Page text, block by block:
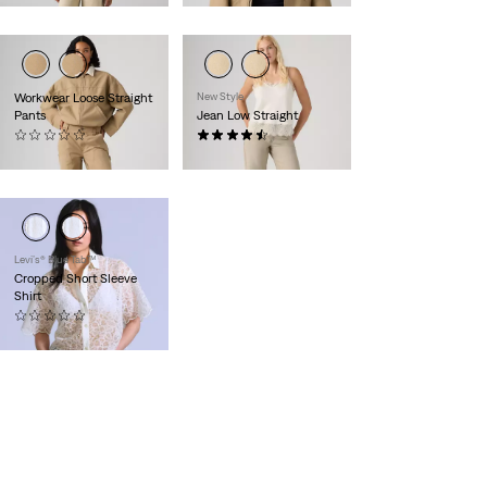
Workwear Loose Straight
Pants
(0)
110,00 €
New Style
Jean Low Straight
(30)
Levi’s® Blue Tab™
Cropped Short Sleeve
Shirt
(0)
130,00 €